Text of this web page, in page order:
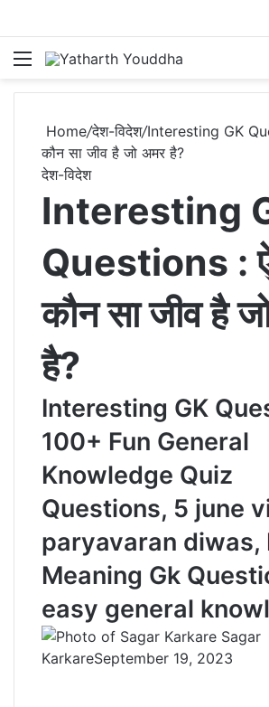
Menu
Home/देश-विदेश/Interesting GK
कौन सा जीव है जो अमर है?
देश-विदेश
Interesting
Questions :
कौन सा जीव है
है?
Interesting GK
100+ Fun General
Knowledge Quiz
Questions, 5 june
paryavaran diwas,
Meaning Gk
easy general
Sagar
KarkareSeptember 19, 2023